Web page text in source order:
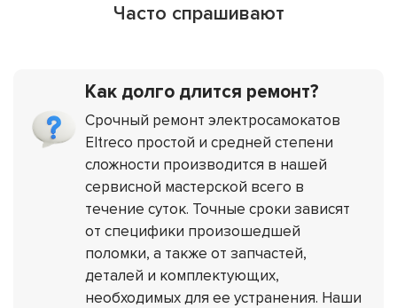
Часто спрашивают
Как долго длится ремонт?
Срочный ремонт электросамокатов
Eltreco простой и средней степени
сложности производится в нашей
сервисной мастерской всего в
течение суток. Точные сроки зависят
от специфики произошедшей
поломки, а также от запчастей,
деталей и комплектующих,
необходимых для ее устранения. Наши